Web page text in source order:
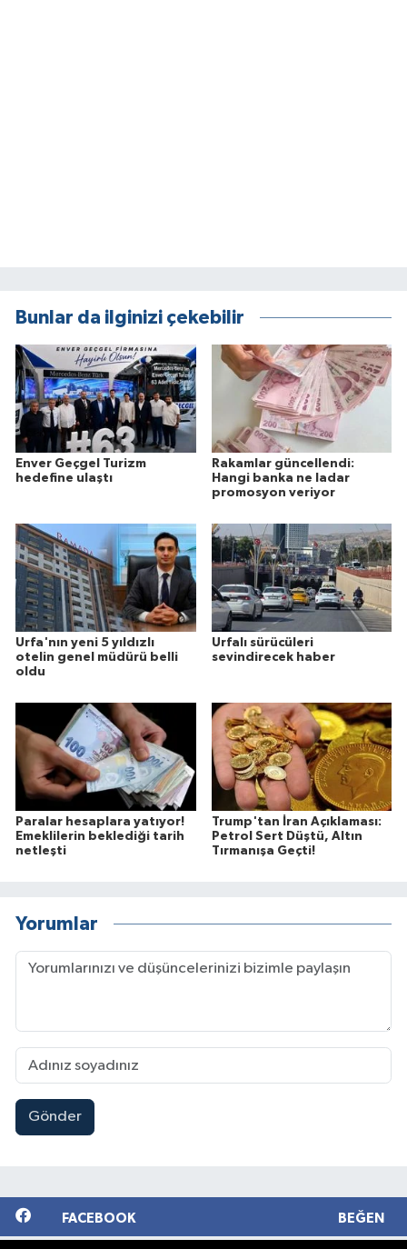
Bunlar da ilginizi çekebilir
Enver Geçgel Turizm
hedefine ulaştı
Rakamlar güncellendi:
Hangi banka ne ladar
promosyon veriyor
Urfa'nın yeni 5 yıldızlı
otelin genel müdürü belli
oldu
Urfalı sürücüleri
sevindirecek haber
Paralar hesaplara yatıyor!
Emeklilerin beklediği tarih
netleşti
Trump'tan İran Açıklaması:
Petrol Sert Düştü, Altın
Tırmanışa Geçti!
Yorumlar
Gönder
FACEBOOK BEĞEN